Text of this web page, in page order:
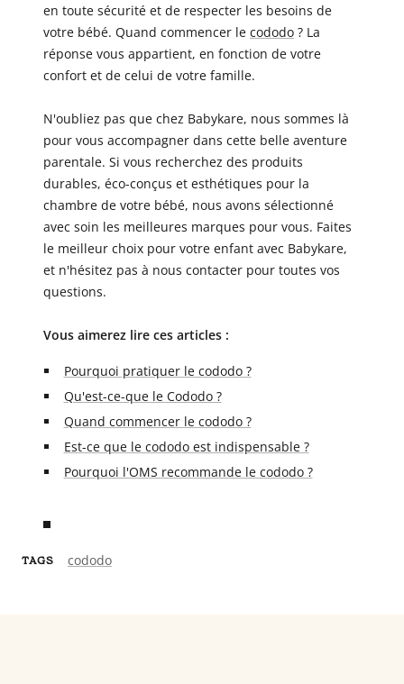
en toute sécurité et de respecter les besoins de
votre bébé. Quand commencer le cododo ? La
réponse vous appartient, en fonction de votre
confort et de celui de votre famille.
N'oubliez pas que chez Babykare, nous sommes là
pour vous accompagner dans cette belle aventure
parentale. Si vous recherchez des produits
durables, éco-conçus et esthétiques pour la
chambre de votre bébé, nous avons sélectionné
avec soin les meilleures marques pour vous. Faites
le meilleur choix pour votre enfant avec Babykare,
et n'hésitez pas à nous contacter pour toutes vos
questions.
Vous aimerez lire ces articles :
Pourquoi pratiquer le cododo ?
Qu'est-ce-que le Cododo ?
Quand commencer le cododo ?
Est-ce que le cododo est indispensable ?
Pourquoi l'OMS recommande le cododo ?
TAGS cododo